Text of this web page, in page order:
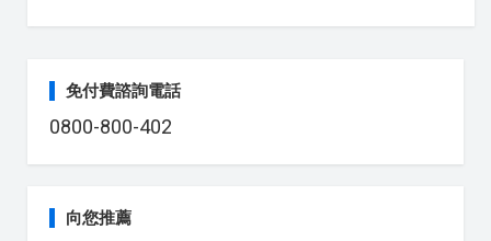
免付費諮詢電話
0800-800-402
向您推薦